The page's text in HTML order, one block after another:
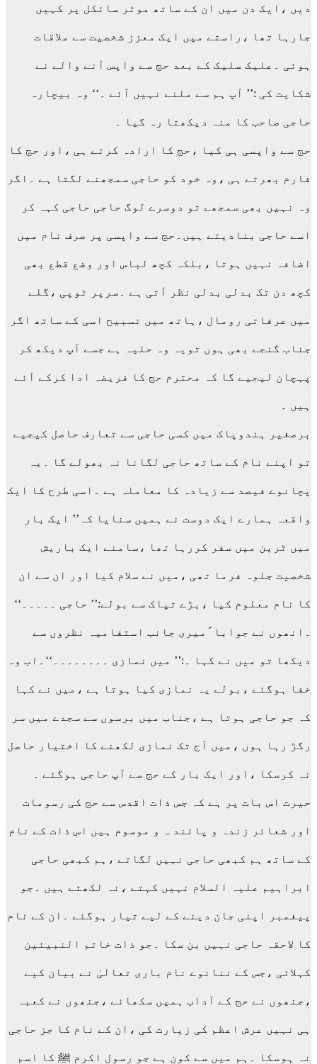
دیں ،ایک دن میں ان کے ساتھ موٹر سائکل پر کہیں
جارہا تھا ،راستے میں ایک معزز شخصیت سے ملاقات
ہوئی ۔علیک سلیک کے بعد حج سے واپس آنے والے نے
شکایت کی :’’ آپ ہم سے ملنے نہیں آئے ۔‘‘ وہ بیچارہ
حاجی صاحب کا منہ دیکھتا رہ گیا ۔
حج سے واپسی ہی کیا ،حج کا ارادہ کرتے ہی ،اور حج کا
فارم بھرتے ہی ،وہ خود کو حاجی سمجھنے لگتا ہے ۔اگر
وہ نہیں بھی سمجھے تو دوسرے لوگ حاجی حاجی کہہ کر
اسے حاجی بنادیتے ہیں۔حج سے واپسی پر صرف نام میں
اضافہ نہیں ہوتا ،بلکہ کچھ لباس اور وضع قطع بھی
کچھ دن تک بدلی بدلی نظر آتی ہے ۔سرپر ٹوپی ،گلے
میں عرفاتی رومال ،ہاتھ میں تسبیح اسی کے ساتھ اگر
جناب گنجے بھی ہوں تویہ وہ حلیہ ہے جسے آپ دیکھ کر
پہچان لیجیے گا کہ محترم حج کا فریضہ ادا کرکے آئے
ہیں ۔
برصغیر ہندوپاک میں کسی حاجی سے تعارف حاصل کیجیے
تو اپنے نام کے ساتھ حاجی لگانا نہ بھولے گا ۔یہ
پچانوے فیصد سے زیادہ کا معاملہ ہے ۔اسی طرح کا ایک
واقعہ ہمارے ایک دوست نے ہمیں سنایا کہ’’ ایک بار
میں ٹرین میں سفر کررہا تھا ،سامنے ایک باریش
شخصیت جلوہ فرما تھی ،میں نے سلام کیا اور ان سے ان
کا نام معلوم کیا ،بڑے تپاک سے بولے:’’ حاجی ۔۔۔۔۔‘‘
۔انھوں نے جوابا ًمیری جانب استفامیہ نظروں سے
دیکھا تو میں نے کہا ۔:’’ میں نمازی ۔۔۔۔۔۔۔۔‘‘۔اب وہ
خفا ہوگئے ،بولے یہ نمازی کیا ہوتا ہے ،میں نے کہا
کہ جو حاجی ہوتا ہے ،جناب میں برسوں سے سجدے میں سر
رگڑ رہا ہوں ،میں آج تک نمازی لکھنے کا اختیار حاصل
نہ کرسکا ،اور ایک بار کے حج سے آپ حاجی ہوگئے ۔
حیرت اس بات پر ہے کہ جس ذات اقدس سے حج کی رسومات
اور شعائر زندہ و پائند ہ و موسوم ہیں اس ذات کے نام
کے ساتھ ہم کبھی حاجی نہیں لگاتے ،ہم کبھی حاجی
ابراہیم علیہ السلام نہیں کہتے ،نہ لکھتے ہیں ۔جو
پیغمبر اپنی جان دینے کے لیے تیار ہوگئے ۔ان کے نام
کا لاحقہ حاجی نہیں بن سکا ۔جو ذات خاتم النبیئین
کہلائی ،جس کے ننانوے نام باری تعالیٰ نے بیان کیے
،جنھوں نے حج کے آداب ہمیں سکھائے ،جنھوں نے کعبہ
ہی نہیں عرش اعظم کی زیارت کی ،ان کے نام کا جز حاجی
نہ ہوسکا ۔ہم میں سے کون ہے جو رسول اکرم ﷺ کا اسم